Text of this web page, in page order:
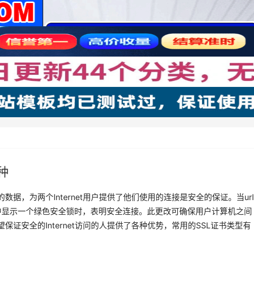
数据，为两个Internet用户提供了他们使用的连接是安全的保证。当url
示一个绿色安全锁时，表明安全连接。此更改可确保用户计算机之间
保证安全的Internet访问的人提供了各种优势，常用的SSL证书类型有